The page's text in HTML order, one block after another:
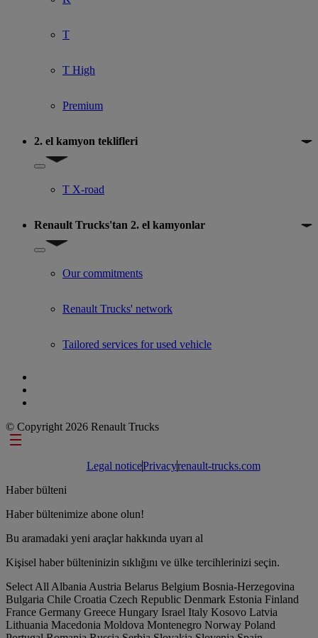
T
T High
Premium
2. el kamyon teklifleri
Show submenu for 2. el kamyon teklifleri
T X-road
Renault Trucks'tan 2. el kamyonlar
Show submenu for Renault Trucks'tan 2. el kamyonlar
Our commitments
Renault Trucks' network
Tailored services for used vehicle
© Copyright 2026 Renault Trucks
Footer links
Legal noticePrivacyrenault-trucks.com
Haber bülteni
Haber bültenimize abone olun!
Bu aramadaki yeni araçlar hakkında uyarı al
Kişisel haber bülteninizin sıklığını ve ülke tercihlerinizi seçin.
Select All Albania Austria Belarus Belgium Bosnia-Herzegovina
Bulgaria Chile Croatia Czech Republic Denmark Estonia Finland
France Germany Greece Hungary Israel Italy Kosovo Latvia
Lithuania Macedonia Moldova Montenegro Norway Poland